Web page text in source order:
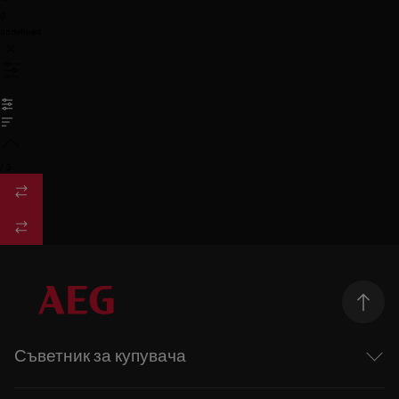
Съветник за купувача